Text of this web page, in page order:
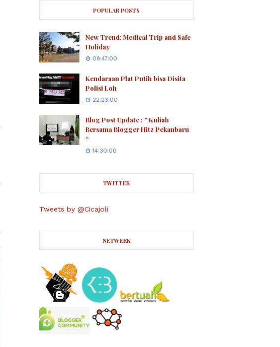
POPULAR POSTS
New Trend: Medical Trip and Safe
Holiday
09:47:00
Kendaraan Plat Putih bisa Disita
Polisi Loh
22:23:00
Blog Post Update : “ Kuliah
Bersama Blogger Hitz Pekanbaru
“
14:30:00
TWITTER
Tweets by @Cicajoli
NETWERK